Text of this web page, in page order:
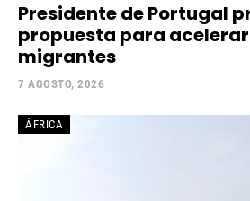
Presidente de Portugal
propuesta para
migrantes
7 AGOSTO, 2026
ÁFRICA